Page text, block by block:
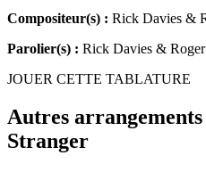
Compositeur(s) : Rick Davies &
Parolier(s) : Rick Davies &
JOUER CETTE TABLATURE
Autres arrangements
Stranger